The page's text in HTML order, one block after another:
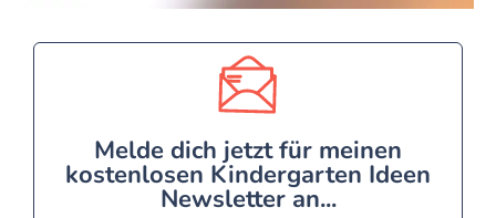
Melde dich jetzt für meinen
kostenlosen Kindergarten Ideen
Newsletter an...